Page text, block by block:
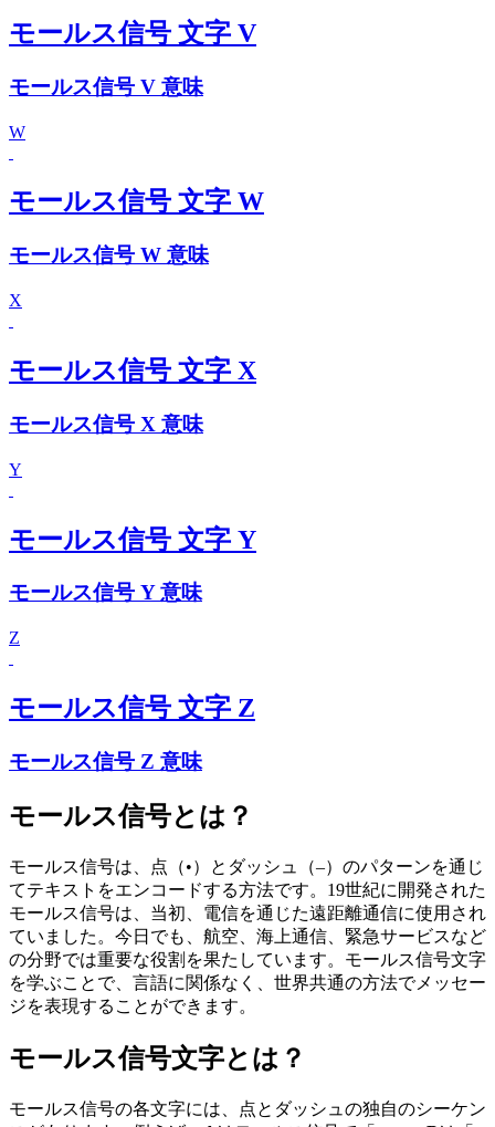
モールス信号 文字 V
モールス信号 V 意味
W
モールス信号 文字 W
モールス信号 W 意味
X
モールス信号 文字 X
モールス信号 X 意味
Y
モールス信号 文字 Y
モールス信号 Y 意味
Z
モールス信号 文字 Z
モールス信号 Z 意味
モールス信号とは？
モールス信号は、点（•）とダッシュ（–）のパターンを通じ
てテキストをエンコードする方法です。19世紀に開発された
モールス信号は、当初、電信を通じた遠距離通信に使用され
ていました。今日でも、航空、海上通信、緊急サービスなど
の分野では重要な役割を果たしています。モールス信号文字
を学ぶことで、言語に関係なく、世界共通の方法でメッセー
ジを表現することができます。
モールス信号文字とは？
モールス信号の各文字には、点とダッシュの独自のシーケン